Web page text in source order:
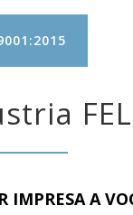
IMPRESA A